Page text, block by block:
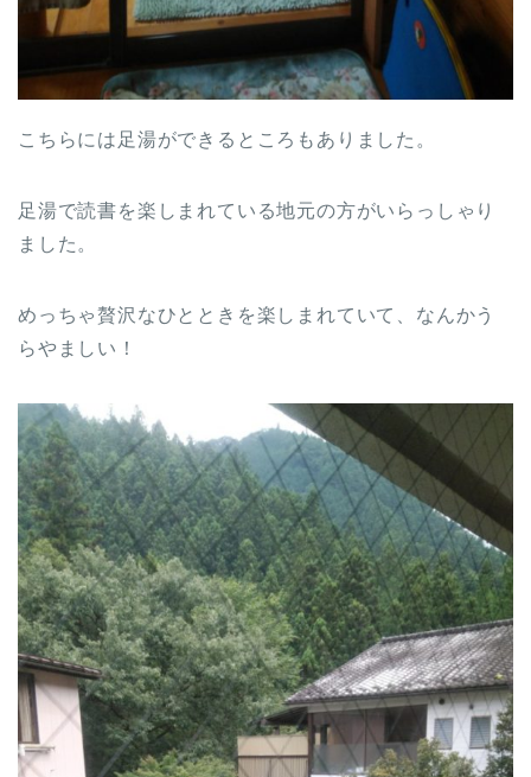
こちらには足湯ができるところもありました。
足湯で読書を楽しまれている地元の方がいらっしゃり
ました。
めっちゃ贅沢なひとときを楽しまれていて、なんかう
らやましい！